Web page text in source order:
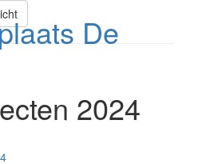
De
2024